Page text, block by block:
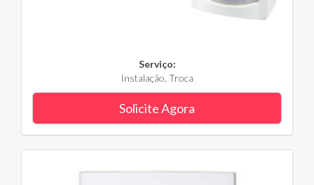
Serviço:
Instalação, Troca
Solicite Agora